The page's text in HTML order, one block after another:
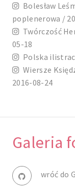
Bolesław
poplenerowa /
Twórczość
05-18
Polska
Wiersze
2016-08-24
Galeria
wróć do